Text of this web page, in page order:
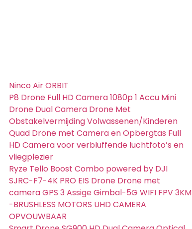
Ninco Air ORBIT
P8 Drone Full HD Camera 1080p 1 Accu Mini
Drone Dual Camera Drone Met
Obstakelvermijding Volwassenen/Kinderen
Quad Drone met Camera en Opbergtas Full
HD Camera voor verbluffende luchtfoto’s en
vliegplezier
Ryze Tello Boost Combo powered by DJI
SJRC-F7-4K PRO EIS Drone Drone met
camera GPS 3 Assige Gimbal-5G WIFI FPV 3KM
-BRUSHLESS MOTORS UHD CAMERA
OPVOUWBAAR